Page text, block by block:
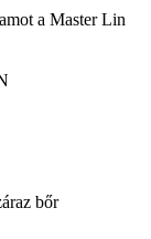
a Master Lin
bőr